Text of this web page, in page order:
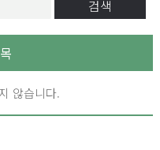
검색
않습니다.